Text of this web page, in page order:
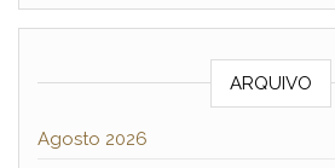
ARQUIVO
Agosto 2026